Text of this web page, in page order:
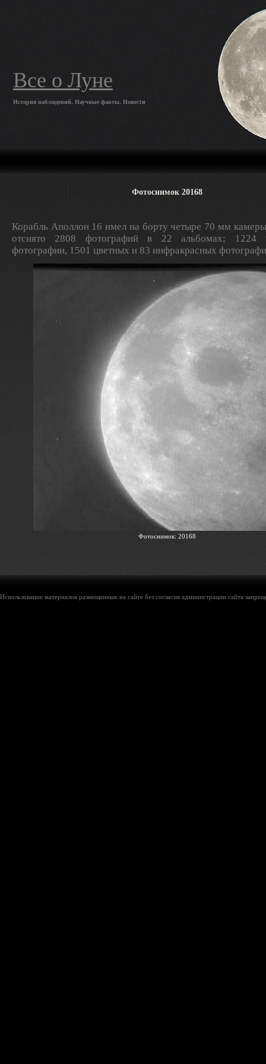
Все о Луне
История наблюдений, Научные факты, Новости
Фотоснимок 20168
Корабль Аполлон 16 имел на борту четыре 70 мм
отснято 2808 фотографий в 22 альбомах; 1224
фотографии, 1501 цветных и 83 инфракрасных
Фотоснимок: 20168
Использование материалов размещенных на сайте без согласия администрации сайта